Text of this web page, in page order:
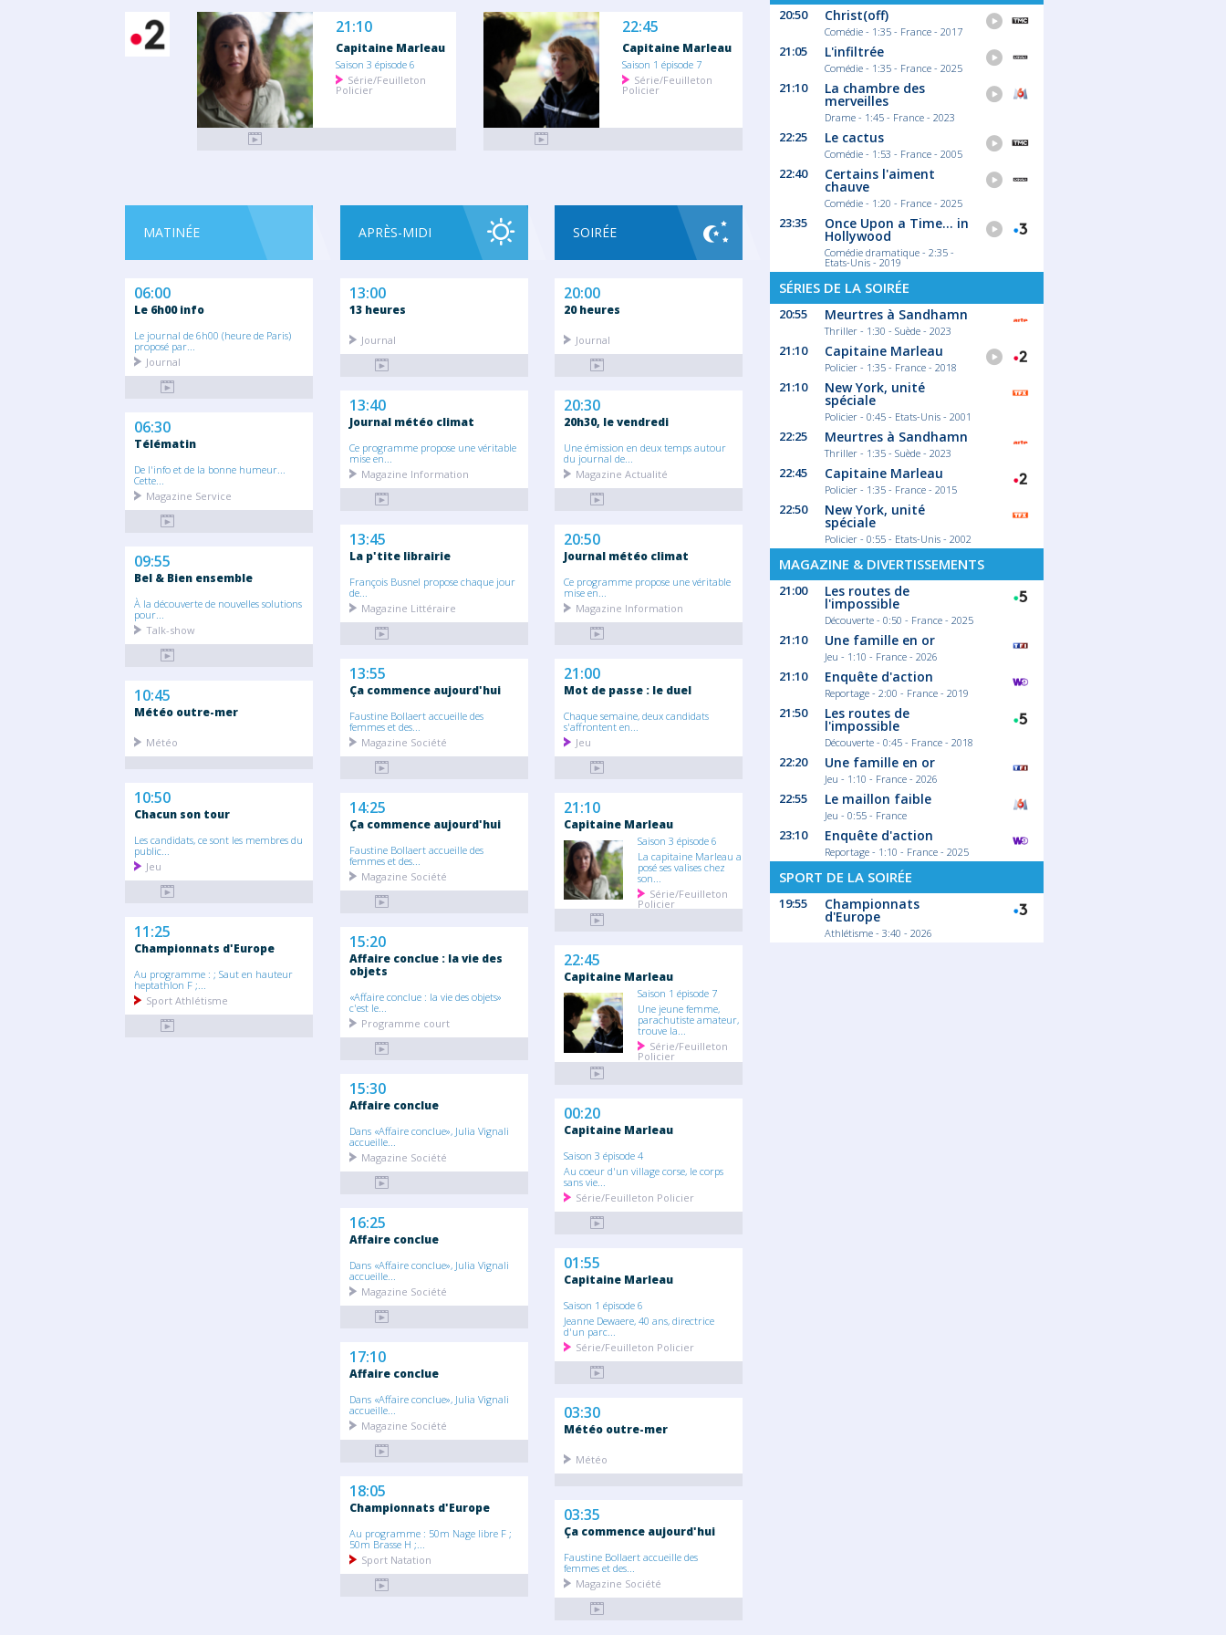
21:10
Capitaine Marleau
Saison 3 épisode 6
Série/Feuilleton
Policier
22:45
Capitaine Marleau
Saison 1 épisode 7
Série/Feuilleton
Policier
MATINÉE
06:00
Le 6h00 info
Le journal de 6h00 (heure de Paris)
proposé par...
Journal
06:30
Télématin
De l'info et de la bonne humeur...
Cette...
Magazine Service
09:55
Bel & Bien ensemble
À la découverte de nouvelles solutions
pour...
Talk-show
10:45
Météo outre-mer
Météo
10:50
Chacun son tour
Les candidats, ce sont les membres du
public...
Jeu
11:25
Championnats d'Europe
Au programme : ; Saut en hauteur
heptathlon F ;...
Sport Athlétisme
APRÈS-MIDI
13:00
13 heures
Journal
13:40
Journal météo climat
Ce programme propose une véritable
mise en...
Magazine Information
13:45
La p'tite librairie
François Busnel propose chaque jour
de...
Magazine Littéraire
13:55
Ça commence aujourd'hui
Faustine Bollaert accueille des
femmes et des...
Magazine Société
14:25
Ça commence aujourd'hui
Faustine Bollaert accueille des
femmes et des...
Magazine Société
15:20
Affaire conclue : la vie des
objets
«Affaire conclue : la vie des objets»
c'est le...
Programme court
15:30
Affaire conclue
Dans «Affaire conclue», Julia Vignali
accueille...
Magazine Société
16:25
Affaire conclue
Dans «Affaire conclue», Julia Vignali
accueille...
Magazine Société
17:10
Affaire conclue
Dans «Affaire conclue», Julia Vignali
accueille...
Magazine Société
18:05
Championnats d'Europe
Au programme : 50m Nage libre F ;
50m Brasse H ;...
Sport Natation
SOIRÉE
20:00
20 heures
Journal
20:30
20h30, le vendredi
Une émission en deux temps autour
du journal de...
Magazine Actualité
20:50
Journal météo climat
Ce programme propose une véritable
mise en...
Magazine Information
21:00
Mot de passe : le duel
Chaque semaine, deux candidats
s'affrontent en...
Jeu
21:10
Capitaine Marleau
Saison 3 épisode 6
La capitaine Marleau a
posé ses valises chez
son...
Série/Feuilleton
Policier
22:45
Capitaine Marleau
Saison 1 épisode 7
Une jeune femme,
parachutiste amateur,
trouve la...
Série/Feuilleton
Policier
00:20
Capitaine Marleau
Saison 3 épisode 4
Au coeur d'un village corse, le corps
sans vie...
Série/Feuilleton Policier
01:55
Capitaine Marleau
Saison 1 épisode 6
Jeanne Dewaere, 40 ans, directrice
d'un parc...
Série/Feuilleton Policier
03:30
Météo outre-mer
Météo
03:35
Ça commence aujourd'hui
Faustine Bollaert accueille des
femmes et des...
Magazine Société
20:50 Christ(off)
Comédie - 1:35 - France - 2017
21:05 L'infiltrée
Comédie - 1:35 - France - 2025
21:10 La chambre des
merveilles
Drame - 1:45 - France - 2023
22:25 Le cactus
Comédie - 1:53 - France - 2005
22:40 Certains l'aiment
chauve
Comédie - 1:20 - France - 2025
23:35 Once Upon a Time... in
Hollywood
Comédie dramatique - 2:35 -
Etats-Unis - 2019
SÉRIES DE LA SOIRÉE
20:55 Meurtres à Sandhamn
Thriller - 1:30 - Suède - 2023
21:10 Capitaine Marleau
Policier - 1:35 - France - 2018
21:10 New York, unité
spéciale
Policier - 0:45 - Etats-Unis - 2001
22:25 Meurtres à Sandhamn
Thriller - 1:35 - Suède - 2023
22:45 Capitaine Marleau
Policier - 1:35 - France - 2015
22:50 New York, unité
spéciale
Policier - 0:55 - Etats-Unis - 2002
MAGAZINE & DIVERTISSEMENTS
21:00 Les routes de
l'impossible
Découverte - 0:50 - France - 2025
21:10 Une famille en or
Jeu - 1:10 - France - 2026
21:10 Enquête d'action
Reportage - 2:00 - France - 2019
21:50 Les routes de
l'impossible
Découverte - 0:45 - France - 2018
22:20 Une famille en or
Jeu - 1:10 - France - 2026
22:55 Le maillon faible
Jeu - 0:55 - France
23:10 Enquête d'action
Reportage - 1:10 - France - 2025
SPORT DE LA SOIRÉE
19:55 Championnats
d'Europe
Athlétisme - 3:40 - 2026